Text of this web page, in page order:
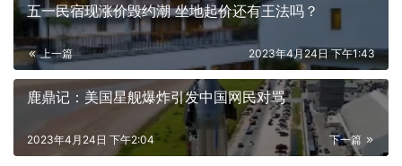
五一民宿现涨价毁约潮 坐地起价还有王法吗？
上一篇 2023年4月24日 下午1:43
鹿鼎记：美国星舰爆炸引发中国网民对骂
下一篇
2023年4月24日 下午2:04